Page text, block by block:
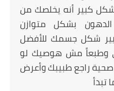
كبير أنه يخلصك من
بشكل متوازن
شكل جسمك للأفضل
مش هوصيك لو
راجع طبيبك وأعرض
تبدأ